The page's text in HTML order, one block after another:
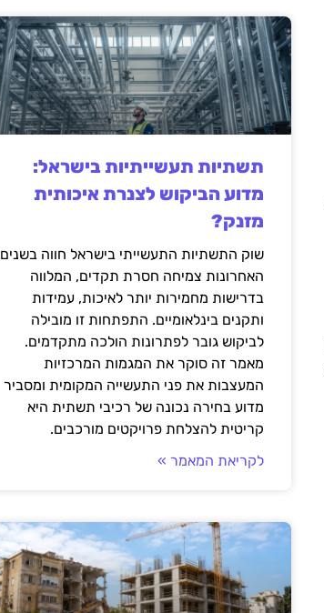
תשתיות תעשייתיות בישראל:
מדוע הביקוש לצנרת איכותית
מזנק?
שוק התשתיות התעשייתי בישראל חווה בשנים
האחרונות צמיחה חסרת תקדים, המלווה
בדרישות מחמירות יותר לאיכות, עמידות
ותקנים בינלאומיים. התפתחות זו מובילה
לביקוש גובר לפתרונות הולכה מתקדמים.
מאמר זה סוקר את המגמות המרכזיות
המעצבות את פני התעשייה המקומית ומסביר
מדוע בחירה נכונה של רכיבי תשתית היא
קריטית להצלחת פרויקטים מורכבים.
לקריאת המאמר »